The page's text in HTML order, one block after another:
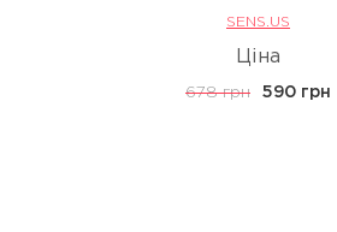
SENS.US
Ціна
678 грн 590 грн